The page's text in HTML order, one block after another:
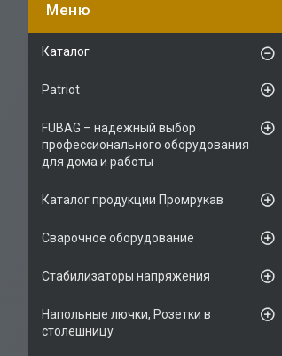
Каталог
Patriot
FUBAG – надежный выбор
профессионального оборудования
для дома и работы
Каталог продукции Промрукав
Сварочное оборудование
Стабилизаторы напряжения
Напольные лючки, Розетки в
столешницу